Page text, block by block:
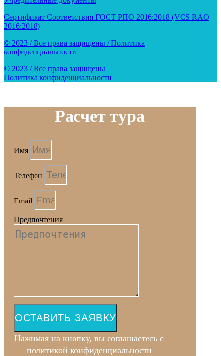
Сертификат Соответствия ГОСТ РПО 2016:2018 (VCS RAO
2016:2018)
© 2023 / Все права защищены / Политика
конфиденциальности
© 2023 / Все права защищены
Политика конфиденциальности
Расчет тура
Имя
Телефон
Email
Предпочтения
ОСТАВИТЬ ЗАЯВКУ
Нажимая на кнопку, вы соглашаетесь с
политикой конфиденциальности